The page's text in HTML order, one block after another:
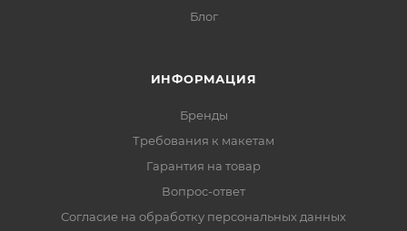
Блог
ИНФОРМАЦИЯ
Бренды
Требования к макетам
Гарантия на товар
Вопрос-ответ
Согласие на обработку персональных данных